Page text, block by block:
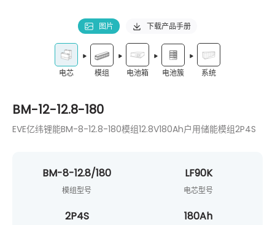
图片 下载产品手册
电芯 模组 电池箱 电池簇 系统
BM-12-12.8-180
EVE亿纬锂能BM-8-12.8-180模组12.8V180Ah户用储能模组2P4S
BM-8-12.8/180
模组型号
LF90K
电芯型号
2P4S 180Ah